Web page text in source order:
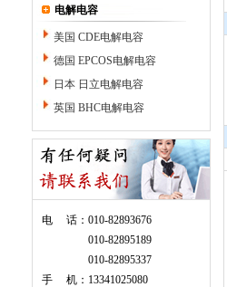
电解电容
美国 CDE电解电容
德国 EPCOS电解电容
日本 日立电解电容
英国 BHC电解电容
电 话：010-82893676
010-82895189
010-82895337
手 机：13341025080